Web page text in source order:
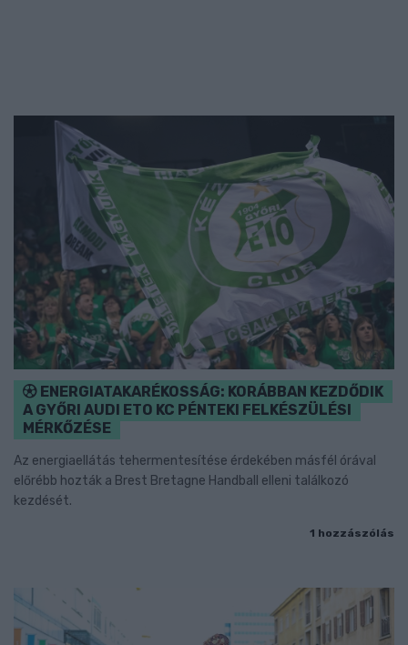
ENERGIATAKARÉKOSSÁG: KORÁBBAN KEZDŐDIK
A GYŐRI AUDI ETO KC PÉNTEKI FELKÉSZÜLÉSI
MÉRKŐZÉSE
Az energiaellátás tehermentesítése érdekében másfél órával
előrébb hozták a Brest Bretagne Handball elleni találkozó
kezdését.
1 hozzászólás